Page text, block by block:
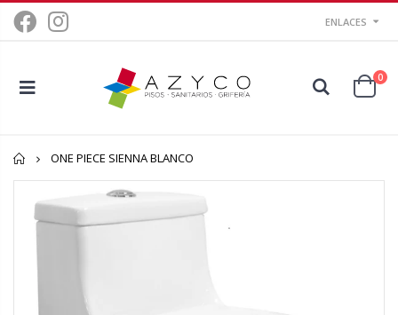
ENLACES
0
Inicio
ONE PIECE SIENNA BLANCO